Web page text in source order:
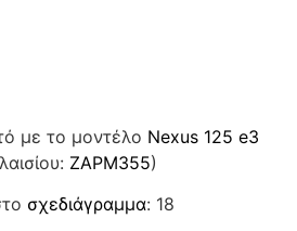
με το μοντέλο Nexus 125 e3
ZAPM355)
σχεδιάγραμμα: 18